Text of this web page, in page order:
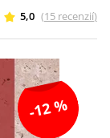
5,0 (15 recenzií)
-12 %